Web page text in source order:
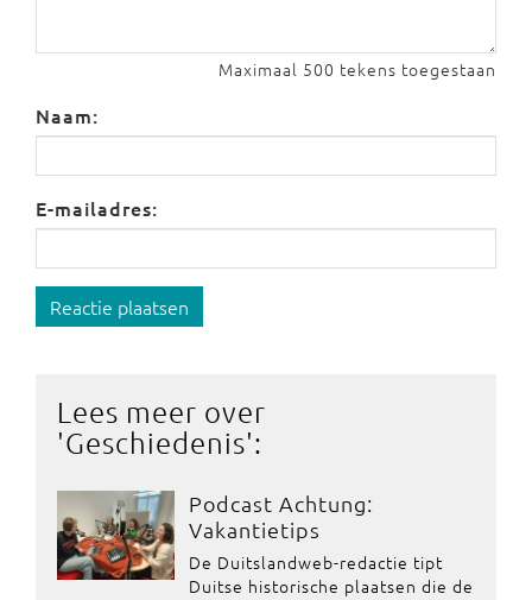
Maximaal 500 tekens toegestaan
Naam:
E-mailadres:
Reactie plaatsen
Lees meer over
'Geschiedenis':
Podcast Achtung:
Vakantietips
De Duitslandweb-redactie tipt
Duitse historische plaatsen die de